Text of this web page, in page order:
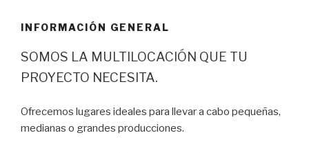
INFORMACIÓN GENERAL
SOMOS LA MULTILOCACIÓN QUE TU
PROYECTO NECESITA.
Ofrecemos lugares ideales para llevar a cabo pequeñas,
medianas o grandes producciones.